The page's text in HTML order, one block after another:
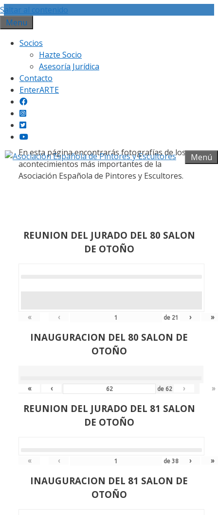
Saltar al contenido
Menu
Socios
Hazte Socio
Asesoría Jurídica
Contacto
EnterARTE
Menú
Galería fotográfica
En esta página encontrarás fotografías de los
acontecimientos más importantes de la
Asociación Española de Pintores y Escultores.
REUNION DEL JURADO DEL 80 SALON
DE OTOÑO
« ‹ de 21 › »
INAUGURACION DEL 80 SALON DE
OTOÑO
« ‹ de 62 › »
REUNION DEL JURADO DEL 81 SALON
DE OTOÑO
« ‹ de38 › »
INAUGURACION DEL 81 SALON DE
OTOÑO